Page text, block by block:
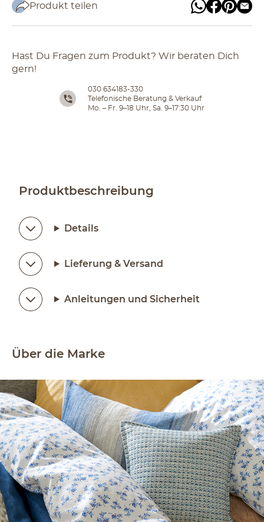
Produkt teilen
Hast Du Fragen zum Produkt? Wir beraten Dich
gern!
030 634183-330
Telefonische Beratung & Verkauf
Mo. – Fr. 9–18 Uhr, Sa. 9–17:30 Uhr
Produktbeschreibung
Details
Lieferung & Versand
Anleitungen und Sicherheit
Über die Marke